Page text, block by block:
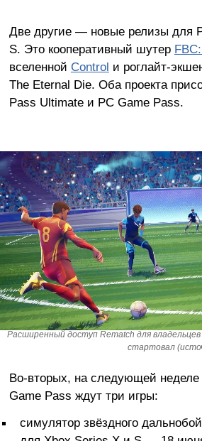
Две другие — новые релизы для
S. Это кооперативный шутер
вселенной Control и роглайт-
The Eternal Die. Оба проекта
Pass Ultimate и PC Game Pass.
Расширенный доступ Rematch для
стартовал
Во-вторых, на следующей неделе
Game Pass ждут три игры:
симулятор звёздного